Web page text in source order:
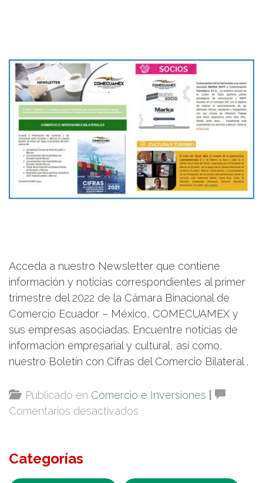
Acceda a nuestro Newsletter que contiene
información y noticias correspondientes al primer
trimestre del 2022 de la Cámara Binacional de
Comercio Ecuador – México, COMECUAMEX y
sus empresas asociadas. Encuentre noticias de
información empresarial y cultural, así como,
nuestro Boletín con Cifras del Comercio Bilateral .
Publicado en Comercio e Inversiones
Comentarios desactivados
Categorías